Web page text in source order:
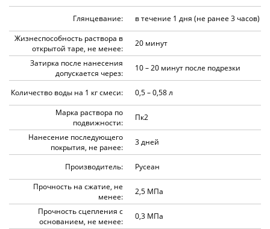
Глянцевание:
в течение 1 дня (не ранее 3 часов)
Жизнеспособность раствора в
открытой таре, не менее:
20 минут
Затирка после нанесения
допускается через:
10 – 20 минут после подрезки
Количество воды на 1 кг смеси:
0,5 – 0,58 л
Марка раствора по
подвижности:
Пк2
Нанесение последующего
покрытия, не ранее:
3 дней
Производитель:
Русеан
Прочность на сжатие, не
менее:
2,5 МПа
Прочность сцепления с
основанием, не менее:
0,3 МПа